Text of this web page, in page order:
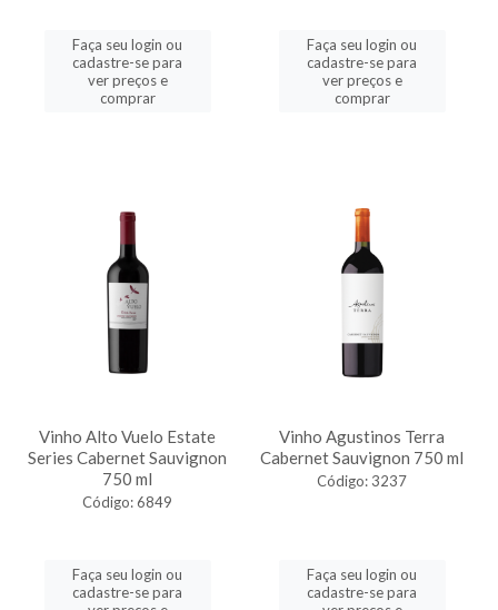
Faça seu login ou
cadastre-se para
ver preços e
comprar
Faça seu login ou
cadastre-se para
ver preços e
comprar
Vinho Alto Vuelo Estate
Series Cabernet Sauvignon
750 ml
Código: 6849
Faça seu login ou
cadastre-se para
Vinho Agustinos Terra
Cabernet Sauvignon 750 ml
Código: 3237
Faça seu login ou
cadastre-se para